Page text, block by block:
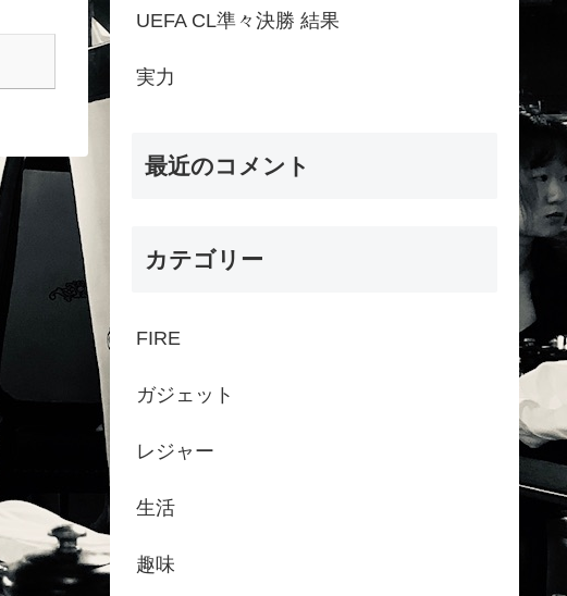
UEFA CL準々決勝 結果
実力
最近のコメント
カテゴリー
FIRE
ガジェット
レジャー
生活
趣味